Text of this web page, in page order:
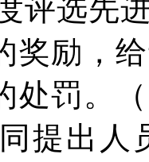
评选先
奖励，
处罚。
提出人